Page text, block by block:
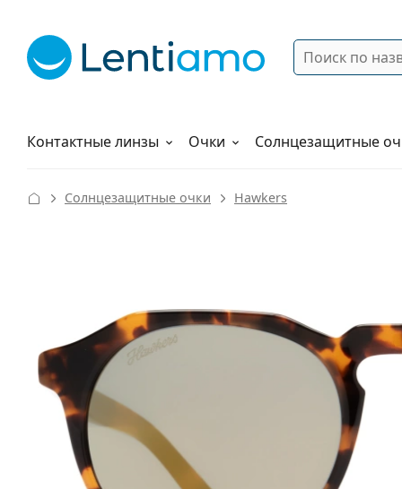
Поиск
Контактные линзы
Растворы Очки Солнцезащитные
Как заказать
Солнцезащитные очки Hawkers
Ширина